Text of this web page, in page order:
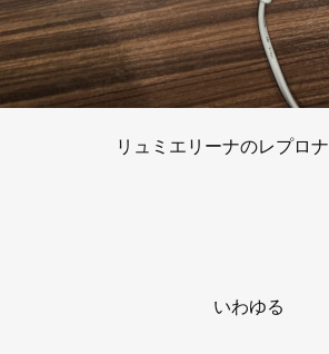
リュミエリーナのレプロ
いわゆる